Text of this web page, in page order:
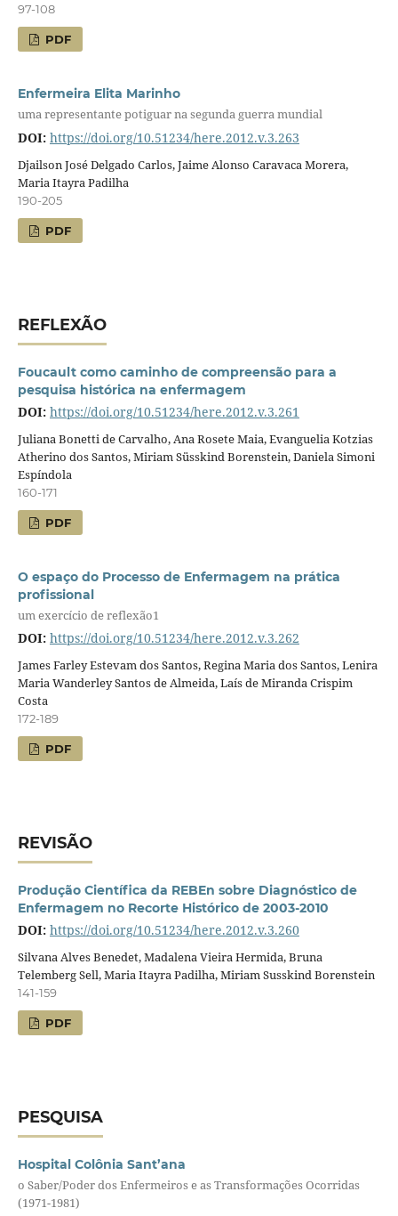
97-108
PDF
Enfermeira Elita Marinho
uma representante potiguar na segunda guerra mundial
DOI: https://doi.org/10.51234/here.2012.v.3.263
Djailson José Delgado Carlos, Jaime Alonso Caravaca Morera,
Maria Itayra Padilha
190-205
PDF
REFLEXÃO
Foucault como caminho de compreensão para a
pesquisa histórica na enfermagem
DOI: https://doi.org/10.51234/here.2012.v.3.261
Juliana Bonetti de Carvalho, Ana Rosete Maia, Evanguelia Kotzias
Atherino dos Santos, Miriam Süsskind Borenstein, Daniela Simoni
Espíndola
160-171
PDF
O espaço do Processo de Enfermagem na prática
profissional
um exercício de reflexão1
DOI: https://doi.org/10.51234/here.2012.v.3.262
James Farley Estevam dos Santos, Regina Maria dos Santos, Lenira
Maria Wanderley Santos de Almeida, Laís de Miranda Crispim
Costa
172-189
PDF
REVISÃO
Produção Científica da REBEn sobre Diagnóstico de
Enfermagem no Recorte Histórico de 2003-2010
DOI: https://doi.org/10.51234/here.2012.v.3.260
Silvana Alves Benedet, Madalena Vieira Hermida, Bruna
Telemberg Sell, Maria Itayra Padilha, Miriam Susskind Borenstein
141-159
PDF
PESQUISA
Hospital Colônia Sant’ana
o Saber/Poder dos Enfermeiros e as Transformações Ocorridas
(1971-1981)